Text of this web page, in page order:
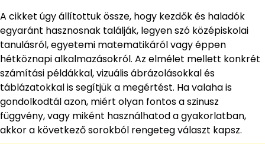
A cikket úgy állítottuk össze, hogy kezdők és haladók
egyaránt hasznosnak találják, legyen szó középiskolai
tanulásról, egyetemi matematikáról vagy éppen
hétköznapi alkalmazásokról. Az elmélet mellett konkrét
számítási példákkal, vizuális ábrázolásokkal és
táblázatokkal is segítjük a megértést. Ha valaha is
gondolkodtál azon, miért olyan fontos a szinusz
függvény, vagy miként használhatod a gyakorlatban,
akkor a következő sorokból rengeteg választ kapsz.